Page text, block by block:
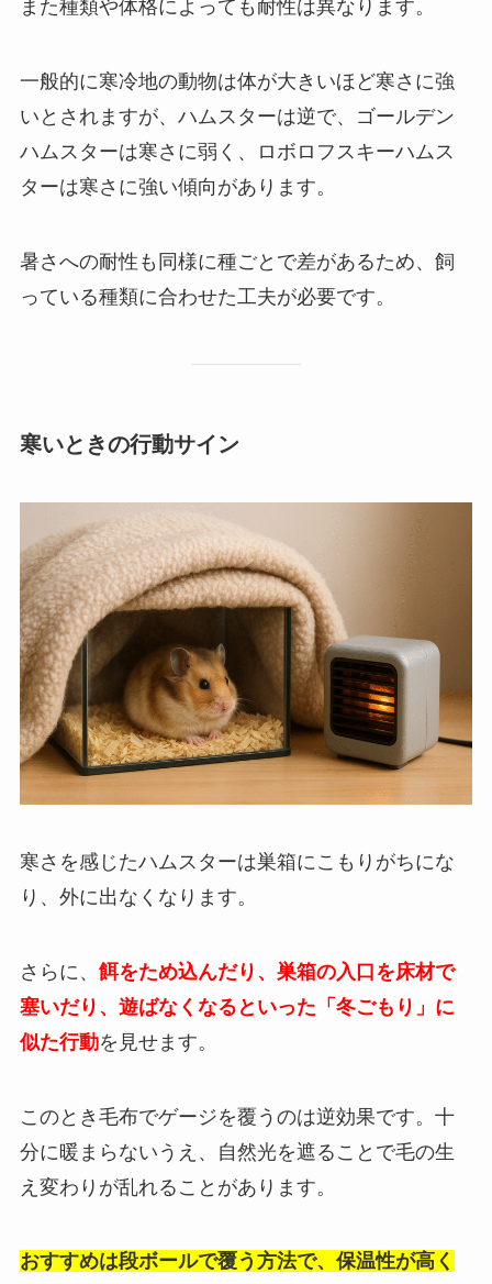
また種類や体格によっても耐性は異なります。
一般的に寒冷地の動物は体が大きいほど寒さに強
いとされますが、ハムスターは逆で、ゴールデン
ハムスターは寒さに弱く、ロボロフスキーハムス
ターは寒さに強い傾向があります。
暑さへの耐性も同様に種ごとで差があるため、飼
っている種類に合わせた工夫が必要です。
寒いときの行動サイン
寒さを感じたハムスターは巣箱にこもりがちにな
り、外に出なくなります。
さらに、 餌をため込んだり、巣箱の入口を床材で
塞いだり、遊ばなくなるといった「冬ごもり」に
似た行動を見せます。
このとき毛布でゲージを覆うのは逆効果です。十
分に暖まらないうえ、自然光を遮ることで毛の生
え変わりが乱れることがあります。
おすすめは段ボールで覆う方法で、保温性が高く